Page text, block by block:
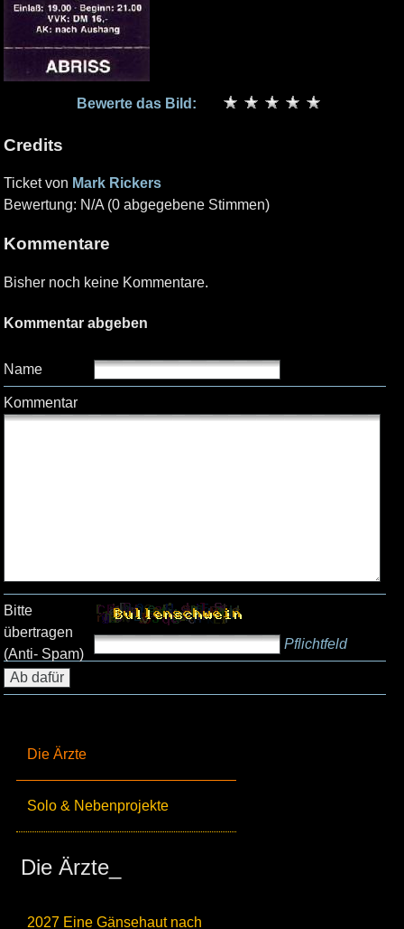
Die Ärzte
Solo & Nebenprojekte
Die Ärzte_
2027 Eine Gänsehaut nach
Bewerte das Bild:
Credits
Ticket von Mark Rickers
Bewertung: N/A (0 abgegebene Stimmen)
Kommentare
Bisher noch keine Kommentare.
Kommentar abgeben
Name
Kommentar
Bitte
übertragen
(Anti- Spam)
Pflichtfeld